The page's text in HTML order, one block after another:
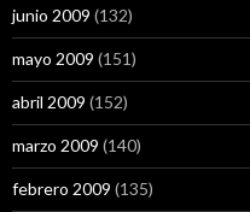
junio 2009 (132)
mayo 2009 (151)
abril 2009 (152)
marzo 2009 (140)
febrero 2009 (135)